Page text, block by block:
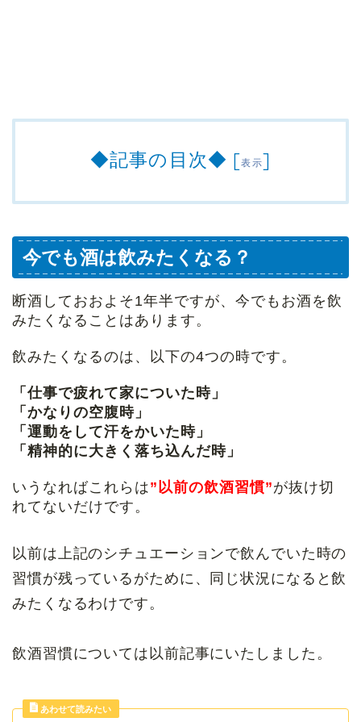
◆記事の目次◆ [表示]
今でも酒は飲みたくなる？
断酒しておおよそ1年半ですが、今でもお酒を飲
みたくなることはあります。
飲みたくなるのは、以下の4つの時です。
「仕事で疲れて家についた時」
「かなりの空腹時」
「運動をして汗をかいた時」
「精神的に大きく落ち込んだ時」
いうなればこれらは”以前の飲酒習慣”が抜け切
れてないだけです。
以前は上記のシチュエーションで飲んでいた時の
習慣が残っているがために、同じ状況になると飲
みたくなるわけです。
飲酒習慣については以前記事にいたしました。